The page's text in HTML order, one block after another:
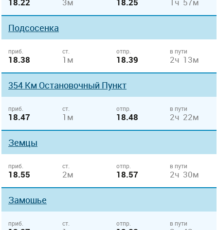
Подсосенка
приб.
18.38
ст.
1м
отпр.
18.39
в пути
2ч 13м
354 Км Остановочный Пункт
приб.
18.47
ст.
1м
отпр.
18.48
в пути
2ч 22м
Земцы
приб.
18.55
ст.
2м
отпр.
18.57
в пути
2ч 30м
Замошье
приб. ст. отпр. в пути